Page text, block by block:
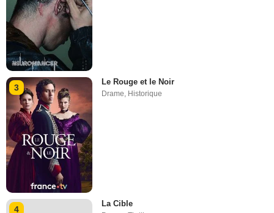
3
Le Rouge et le Noir
Drame, Historique
4
La Cible